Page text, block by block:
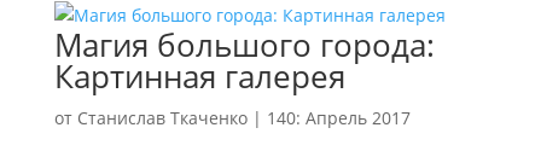
Магия большого города:
Картинная галерея
от Станислав Ткаченко| 140: Апрель 2017